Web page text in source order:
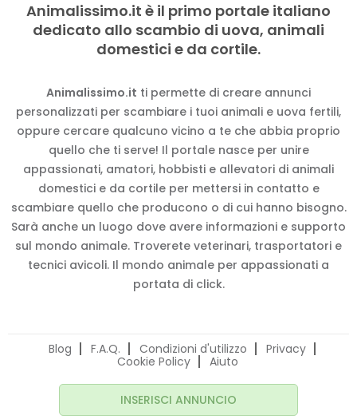
Animalissimo.it è il primo portale italiano
dedicato allo scambio di uova, animali
domestici e da cortile.
Animalissimo.it ti permette di creare annunci
personalizzati per scambiare i tuoi animali e uova fertili,
oppure cercare qualcuno vicino a te che abbia proprio
quello che ti serve! Il portale nasce per unire
appassionati, amatori, hobbisti e allevatori di animali
domestici e da cortile per mettersi in contatto e
scambiare quello che producono o di cui hanno bisogno.
Sarà anche un luogo dove avere informazioni e supporto
sul mondo animale. Troverete veterinari, trasportatori e
tecnici avicoli. Il mondo animale per appassionati a
portata di click.
Blog F.A.Q. Condizioni d'utilizzo
Privacy
Cookie Policy
Aiuto
INSERISCI ANNUNCIO